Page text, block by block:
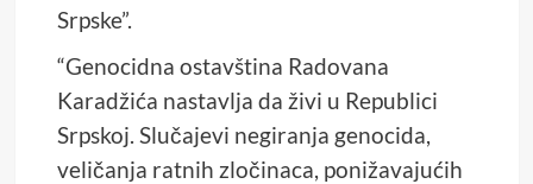
Srpske”.
“Genocidna ostavština Radovana
Karadžića nastavlja da živi u Republici
Srpskoj. Slučajevi negiranja genocida,
veličanja ratnih zločinaca, ponižavajućih